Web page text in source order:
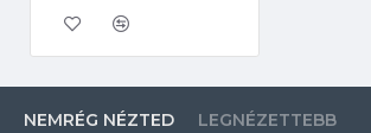
NEMRÉG NÉZTED LEGNÉZETTEBB